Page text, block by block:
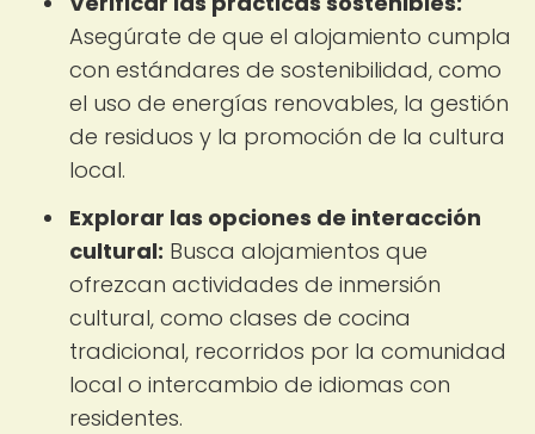
Asegúrate de que el alojamiento cumpla
con estándares de sostenibilidad, como
el uso de energías renovables, la gestión
de residuos y la promoción de la cultura
local.
Explorar las opciones de interacción
cultural: Busca alojamientos que
ofrezcan actividades de inmersión
cultural, como clases de cocina
tradicional, recorridos por la comunidad
local o intercambio de idiomas con
residentes.